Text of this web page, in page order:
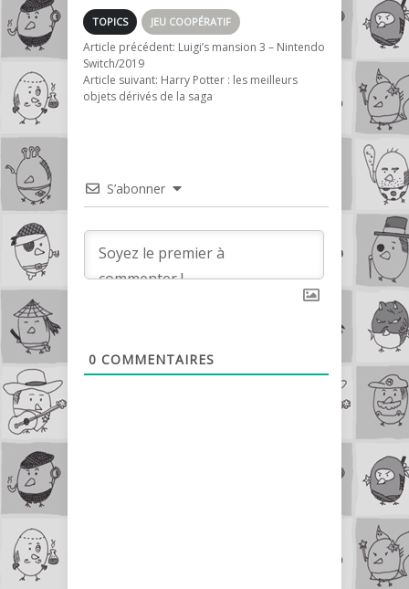
TOPICS JEU COOPÉRATIF
Article précédent: Luigi’s mansion 3 – Nintendo
Switch/2019
Article suivant: Harry Potter : les meilleurs
objets dérivés de la saga
S’abonner
0 COMMENTAIRES